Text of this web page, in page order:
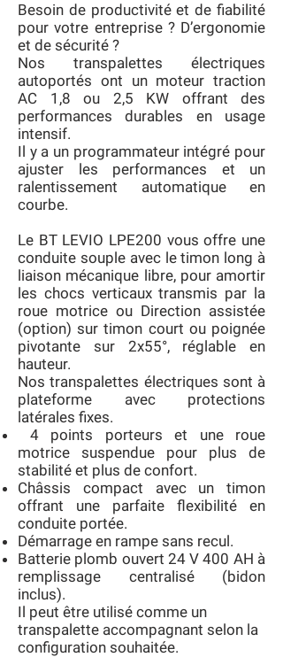
Besoin de productivité et de fiabilité
pour votre entreprise ? D’ergonomie
et de sécurité ?
Nos transpalettes électriques
autoportés ont un moteur traction
AC 1,8 ou 2,5 KW offrant des
performances durables en usage
intensif.
Il y a un programmateur intégré pour
ajuster les performances et un
ralentissement automatique en
courbe.
Le BT LEVIO LPE200 vous offre une
conduite souple avec le timon long à
liaison mécanique libre, pour amortir
les chocs verticaux transmis par la
roue motrice ou Direction assistée
(option) sur timon court ou poignée
pivotante sur 2x55°, réglable en
hauteur.
Nos transpalettes électriques sont à
plateforme avec protections
latérales fixes.
4 points porteurs et une roue
motrice suspendue pour plus de
stabilité et plus de confort.
Châssis compact avec un timon
offrant une parfaite flexibilité en
conduite portée.
Démarrage en rampe sans recul.
Batterie plomb ouvert 24 V 400 AH à
remplissage centralisé (bidon
inclus).
Il peut être utilisé comme un
transpalette accompagnant selon la
configuration souhaitée.